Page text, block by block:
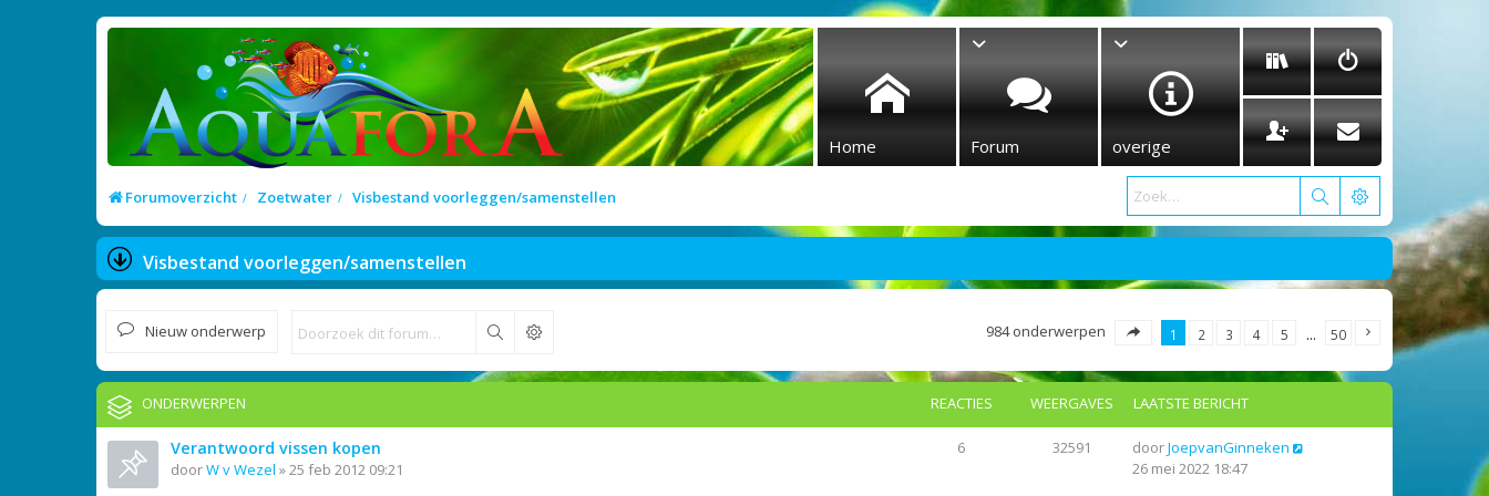
Home Forum overige
Forumoverzicht Zoetwater Visbestand voorleggen/samenstellen
Visbestand voorleggen/samenstellen
Nieuw onderwerp Zoek 984 onderwerpen 1 2 3 4 5 … 50
ONDERWERPEN REACTIES WEERGAVES LAATSTE BERICHT
Verantwoord vissen kopen
doorW v Wezel »25 feb 2012 09:21
6 32591 doorJoepvanGinneken
26 mei 2022 18:47